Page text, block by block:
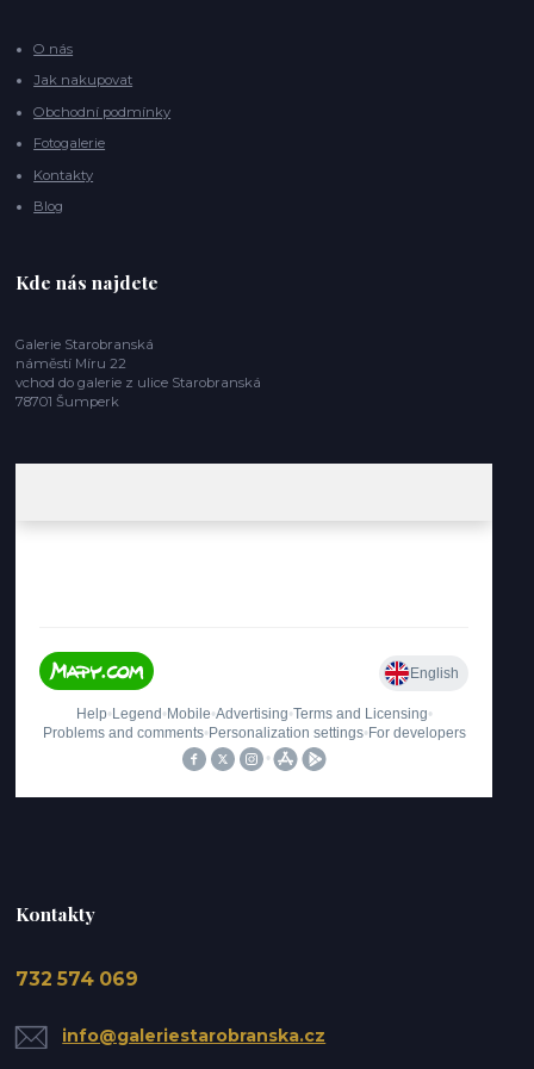
O nás
Jak nakupovat
Obchodní podmínky
Fotogalerie
Kontakty
Blog
Kde nás najdete
Galerie Starobranská
náměstí Míru 22
vchod do galerie z ulice Starobranská
78701 Šumperk
Kontakty
732 574 069
info@galeriestarobranska.cz